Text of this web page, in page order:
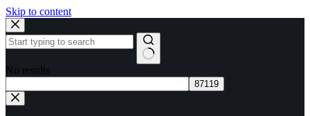
Skip to content
No results